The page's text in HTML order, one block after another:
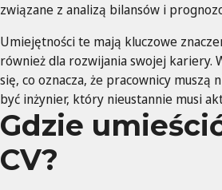
związane z analizą bilansów i
Umiejętności te mają kluczowe
również dla rozwijania swojej kariery.
się, co oznacza, że pracownicy
być inżynier, który nieustannie musi
Gdzie
CV?